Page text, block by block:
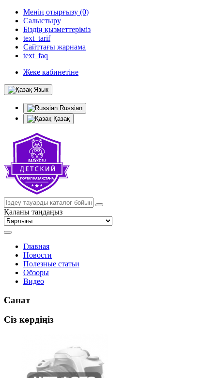
Менің отырғызу (0)
Салыстыру
Біздің қызметтеріміз
text_tarif
Сайттағы жарнама
text_faq
Жеке кабинетіне
Язык
Russian
Қазақ
Қаланы таңдаңыз
Главная
Новости
Полезные статьи
Обзоры
Видео
Санат
Сіз көрдіңіз